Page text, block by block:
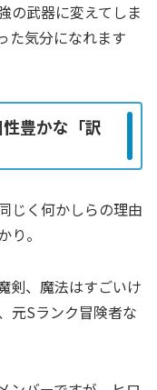
の武器に変えてしま
た気分になれます
豊かな「訳
じく何かしらの理由
。
剣、魔法はすごいけ
元Sランク冒険者な